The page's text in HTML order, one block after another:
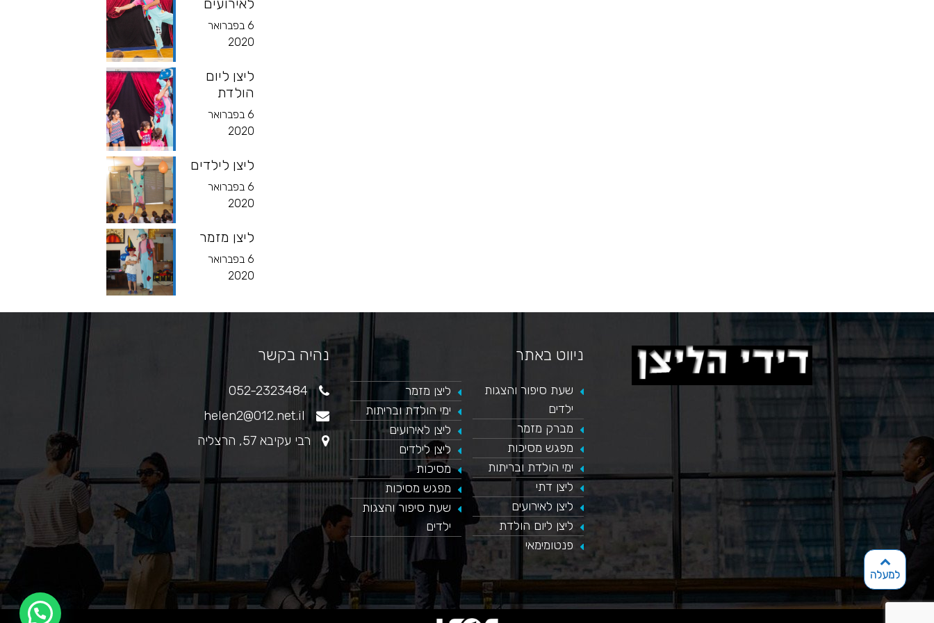
לאירועים
6 בפברואר
2020
ליצן ליום
הולדת
6 בפברואר
2020
ליצן לילדים
6 בפברואר
2020
ליצן מזמר
6 בפברואר
2020
למעלה
כאן מופיע חלון פייסבוק, למעבר לפייסבוק לחץ כאן
ניווט באתר
שעת סיפור והצגות
ילדים
מברק מזמר
מפגש מסיכות
ימי הולדת ובריתות
ליצן דתי
ליצן לאירועים
ליצן ליום הולדת
פנטומימאי
ליצן מזמר
ימי הולדת ובריתות
ליצן לאירועים
ליצן לילדים
מסיכות
מפגש מסיכות
שעת סיפור והצגות
ילדים
נהיה בקשר
052-2323484
helen2@012.net.il
רבי עקיבא 57, הרצליה